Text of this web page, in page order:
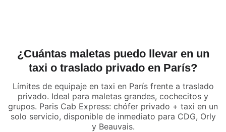
¿Cuántas maletas puedo llevar en un
taxi o traslado privado en París?
Límites de equipaje en taxi en París frente a traslado
privado. Ideal para maletas grandes, cochecitos y
grupos. Paris Cab Express: chófer privado + taxi en un
solo servicio, disponible de inmediato para CDG, Orly
y Beauvais.